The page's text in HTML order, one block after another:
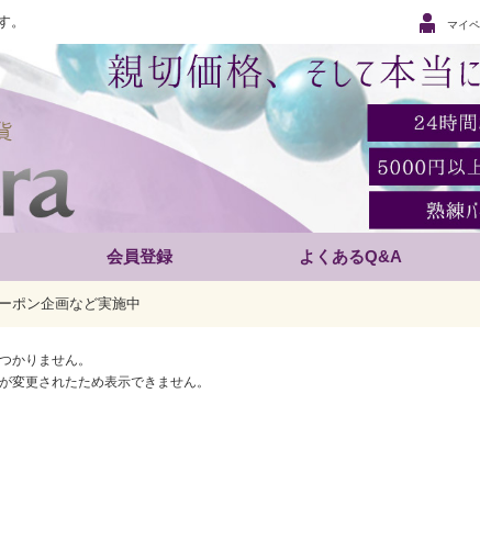
。 マイ
会員登録 よくあるQ&A
ポン企画など実施中
かりません。
変更されたため表示できません。